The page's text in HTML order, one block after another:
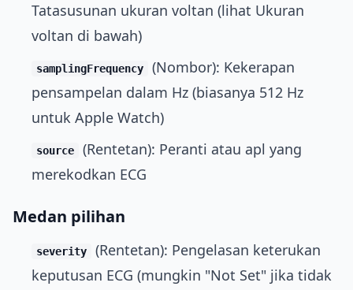
Tatasusunan ukuran voltan (lihat Ukuran
voltan di bawah)
samplingFrequency
(Nombor): Kekerapan
pensampelan dalam Hz (biasanya 512 Hz
untuk Apple Watch)
source
(Rentetan): Peranti atau apl yang
merekodkan ECG
Medan pilihan
severity
(Rentetan): Pengelasan keterukan
keputusan ECG (mungkin "Not Set" jika tidak